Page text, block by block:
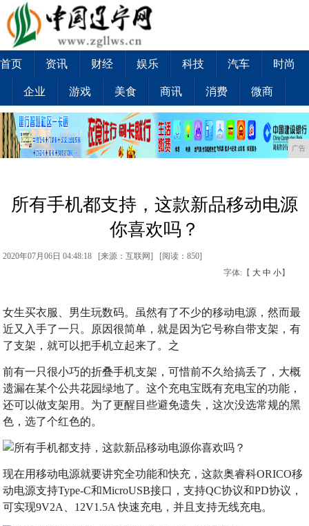
首页 资讯 财经 娱乐 科技 汽车 时尚
企业 游戏 美食 商讯 消费 微商
广告
所有手机都支持，这款新品移动电源
你喜欢吗？
2020年07月06日 04:48:18 [来源：互联网] [阅读：850]
字体:【 大 中 小】
女生买衣服、男生玩数码。虽然有了不少的移动电源，然而最
近又入手了一只。原因很简单，就是因为它号称自带支架，有
了支架，就可以把手机立起来了。之
前有一只很小巧的折叠手机支架，可惜前不久给搞丢了，大概
遗漏在某个公共花园绿地了。这个充电宝既有充电宝的功能，
还可以做支架用。为了更醒目些避免遗失，这次没选常规的黑
色，选了个红色的。
现在用移动电源就要讲究全功能和快充，这款奥睿科ORICO移
动电源支持Type-C和MicroUSB接口，支持QC协议和PD协议，
可实现9V2A、12V1.5A 快速充电，并且支持无线充电。